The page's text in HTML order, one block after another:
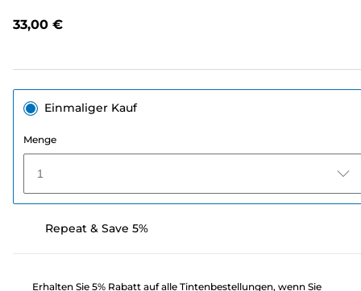
33,00 €
Einmaliger Kauf
Menge
1
Repeat & Save 5%
Erhalten Sie 5% Rabatt auf alle Tintenbestellungen, wenn Sie